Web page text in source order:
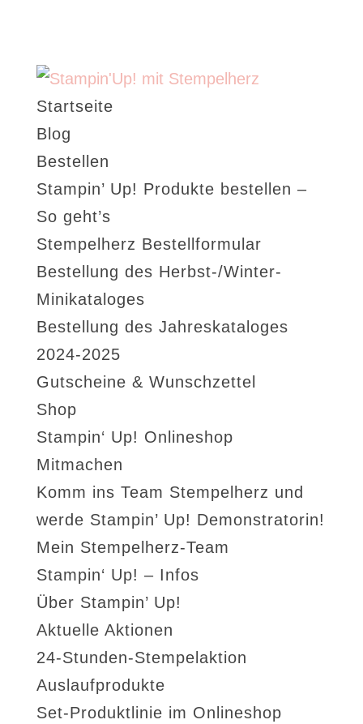
Startseite
Blog
Bestellen
Stampin’ Up! Produkte bestellen –
So geht’s
Stempelherz Bestellformular
Bestellung des Herbst-/Winter-
Minikataloges
Bestellung des Jahreskataloges
2024-2025
Gutscheine & Wunschzettel
Shop
Stampin‘ Up! Onlineshop
Mitmachen
Komm ins Team Stempelherz und
werde Stampin’ Up! Demonstratorin!
Mein Stempelherz-Team
Stampin‘ Up! – Infos
Über Stampin’ Up!
Aktuelle Aktionen
24-Stunden-Stempelaktion
Auslaufprodukte
Set-Produktlinie im Onlineshop